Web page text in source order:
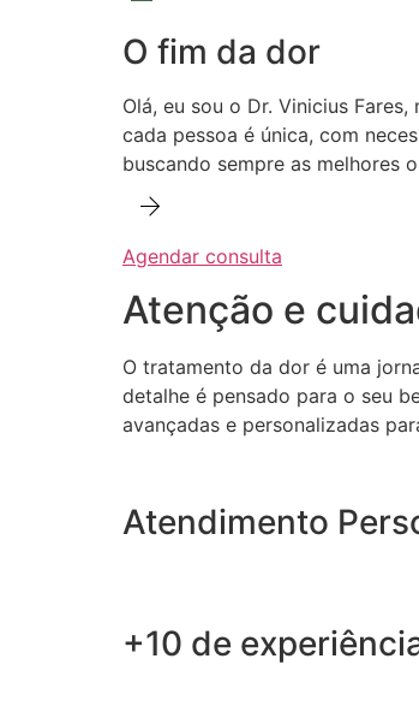
O fim da dor
Olá, eu sou o Dr. Vinicius
cada pessoa é única, com
buscando sempre as melhores
Agendar consulta
Atenção e
O tratamento da dor é uma
detalhe é pensado para o seu
avançadas e personalizadas
Atendimento
+10 de